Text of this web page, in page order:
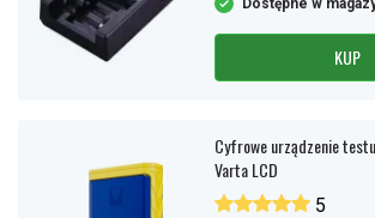
Dostępne w
KUP
Cyfrowe urządzenie
Varta LCD
5